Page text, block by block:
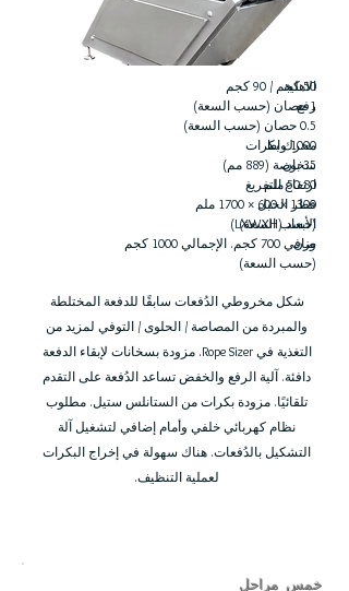
الاهلية
رفع
محرك بكرات
سخان
ارتفاع التفريغ
قطر الحبل
الأبعاد (LXWXH)
وزن
50 كجم / 90 كجم
1 حصان (حسب السعة)
0.5 حصان (حسب السعة)
1000 واط
35 بوصة (889 مم)
50-80 ملم
1300 × 600 × 1700 ملم
(حسب السعة)
صافي 700 كجم. الإجمالي 1000 كجم
(حسب السعة)
شكل مخروطي الدُفعات سابقًا للدفعة المختلطة
والمبردة من المصاصة / الحلوى / التوفي لمزيد من
التغذية في Rope Sizer. مزودة بسخانات لإبقاء الدفعة
دافئة. آلية الرفع والخفض تساعد الدُفعة على التقدم
تلقائيًا. مزودة بكرات من الستانلس ستيل. مطلوب
نظام كهربائي خلفي وأمام إضافي لتشغيل آلة
التشكيل بالدُفعات. هناك سهولة في إخراج البكرات
لعملية التنظيف.
خمس مراحل